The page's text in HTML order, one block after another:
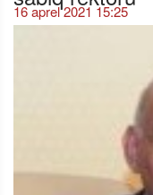
16 aprel 2021 15:25